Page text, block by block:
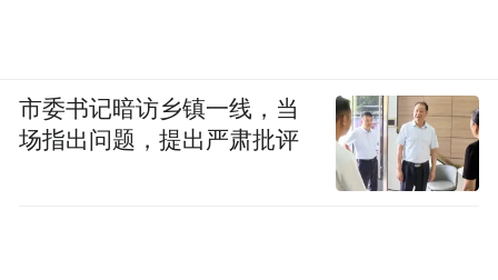
市委书记暗访乡镇一线，当
场指出问题，提出严肃批评